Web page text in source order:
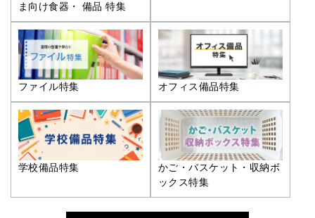
ま向け食器・ 備品 特集
ファイル特集 オフィス備品特集
学校備品特集
かご・バスケット・収納ボ
ックス特集